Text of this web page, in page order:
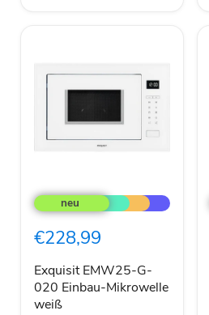
EMW25-
G-
Einbau-
weiß
€228,99
Exquisit EMW25-G-
020 Einbau-Mikrowelle
weiß